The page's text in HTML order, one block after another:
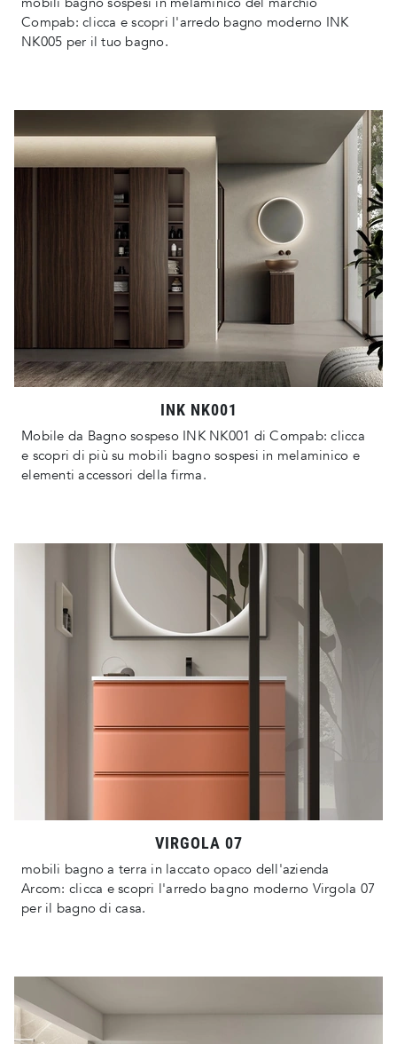
Compab: clicca e scopri l'arredo bagno moderno INK
NK005 per il tuo bagno.
INK NK001
Mobile da Bagno sospeso INK NK001 di Compab: clicca
e scopri di più su mobili bagno sospesi in melaminico e
elementi accessori della firma.
VIRGOLA 07
mobili bagno a terra in laccato opaco dell'azienda
Arcom: clicca e scopri l'arredo bagno moderno Virgola 07
per il bagno di casa.